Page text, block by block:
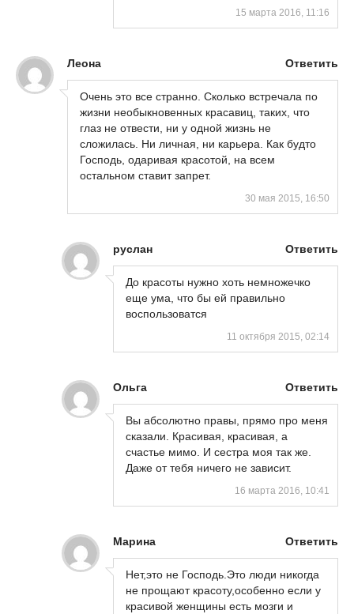
15 марта 2016, 11:16
Леона Ответить
Очень это все странно. Сколько встречала по
жизни необыкновенных красавиц, таких, что
глаз не отвести, ни у одной жизнь не
сложилась. Ни личная, ни карьера. Как будто
Господь, одаривая красотой, на всем
остальном ставит запрет.
30 мая 2015, 16:50
руслан Ответить
До красоты нужно хоть немножечко
еще ума, что бы ей правильно
воспользоватся
11 октября 2015, 02:14
Ольга Ответить
Вы абсолютно правы, прямо про меня
сказали. Красивая, красивая, а
счастье мимо. И сестра моя так же.
Даже от тебя ничего не зависит.
16 марта 2016, 10:41
Марина Ответить
Нет,это не Господь.Это люди никогда
не прощают красоту,особенно если у
красивой женщины есть мозги и